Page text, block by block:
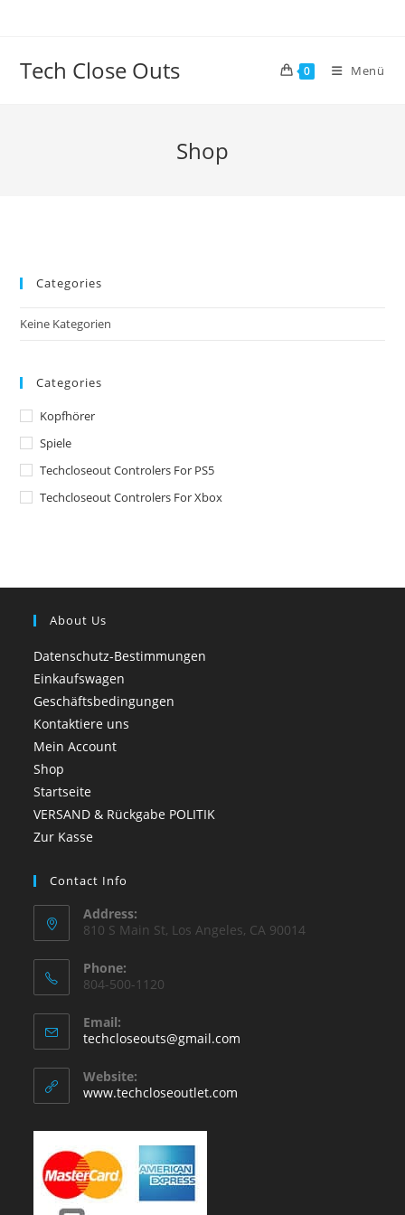
Tech Close Outs 0 Menü
Shop
Categories
Keine Kategorien
Categories
Kopfhörer
Spiele
Techcloseout Controlers For PS5
Techcloseout Controlers For Xbox
About Us
Datenschutz-Bestimmungen
Einkaufswagen
Geschäftsbedingungen
Kontaktiere uns
Mein Account
Shop
Startseite
VERSAND & Rückgabe POLITIK
Zur Kasse
Contact Info
Address:
810 S Main St, Los Angeles, CA 90014
Phone:
804-500-1120
Email:
techcloseouts@gmail.com
Website:
www.techcloseoutlet.com